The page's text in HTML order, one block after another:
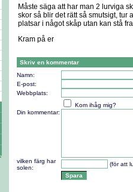
Måste säga att har man 2 lurviga
skor så blir det rätt så smutsigt, tur
platsar i något skåp utan kan stå
Kram på er
Skriv en kommentar
Namn:
E-post:
Webbplats:
Kom ihåg mig?
Din kommentar:
vilken färg har
solen:
(för att